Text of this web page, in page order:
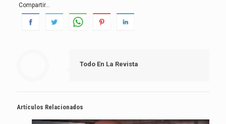
Compartir...
Todo En La Revista
Artículos Relacionados